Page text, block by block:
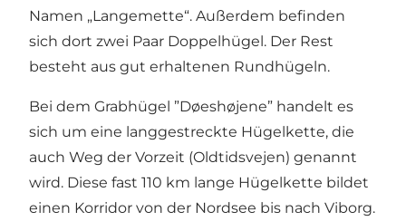
Namen „Langemette“. Außerdem befinden
sich dort zwei Paar Doppelhügel. Der Rest
besteht aus gut erhaltenen Rundhügeln.
Bei dem Grabhügel ”Døeshøjene” handelt es
sich um eine langgestreckte Hügelkette, die
auch Weg der Vorzeit (Oldtidsvejen) genannt
wird. Diese fast 110 km lange Hügelkette bildet
einen Korridor von der Nordsee bis nach Viborg.